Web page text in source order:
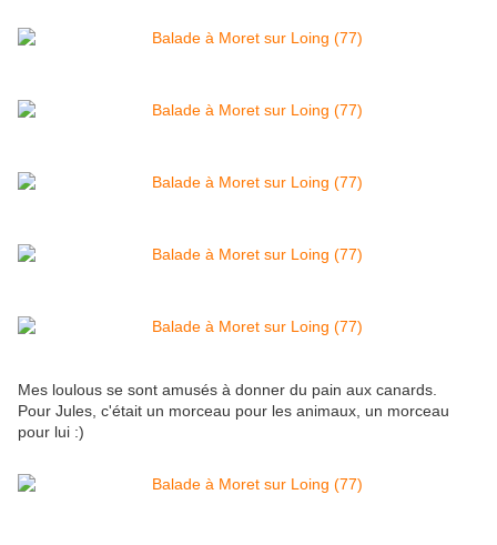
Mes loulous se sont amusés à donner du pain aux canards.
Pour Jules, c'était un morceau pour les animaux, un morceau
pour lui :)